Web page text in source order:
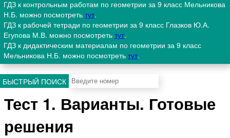
ГДЗ к контрольным работам по геометрии за 9 класс Мельникова
Н.Б. можно посмотреть тут.
ГДЗ к рабочей тетради по геометрии за 9 класс Глазков Ю.А.
Егупова М.В. можно посмотреть тут.
ГДЗ к дидактическим материалам по геометрии за 9 класс
Мельникова Н.Б. можно посмотреть тут.
БЫСТРЫЙ ПОИСК
Тест 1. Варианты. Готовые
решения